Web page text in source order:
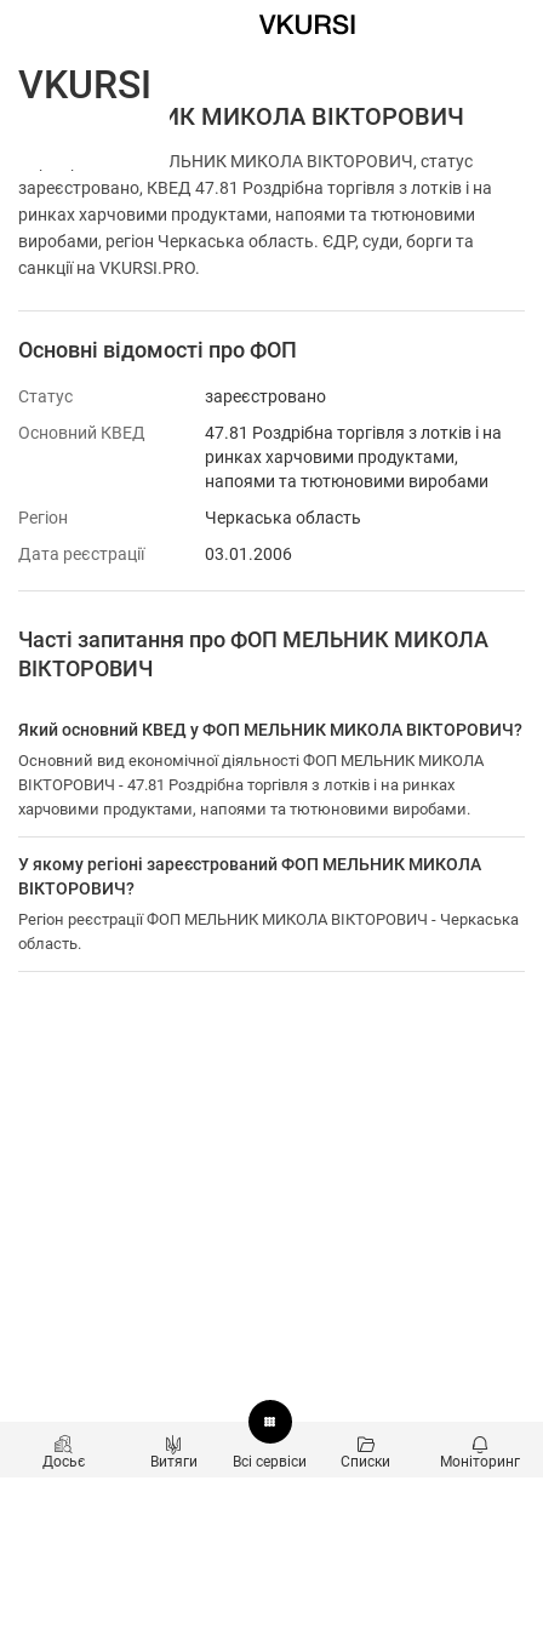
ФОП МЕЛЬНИК МИКОЛА ВІКТОРОВИЧ
Перевірка ФОП МЕЛЬНИК МИКОЛА ВІКТОРОВИЧ, статус
зареєстровано, КВЕД 47.81 Роздрібна торгівля з лотків і на
ринках харчовими продуктами, напоями та тютюновими
виробами, регіон Черкаська область. ЄДР, суди, борги та
санкції на VKURSI.PRO.
Основні відомості про ФОП
Статус
зареєстровано
Основний КВЕД
47.81 Роздрібна торгівля з лотків і на
ринках харчовими продуктами,
напоями та тютюновими виробами
Регіон
Черкаська область
Дата реєстрації
03.01.2006
Часті запитання про ФОП МЕЛЬНИК МИКОЛА
ВІКТОРОВИЧ
Який основний КВЕД у ФОП МЕЛЬНИК МИКОЛА ВІКТОРОВИЧ?
Основний вид економічної діяльності ФОП МЕЛЬНИК МИКОЛА
ВІКТОРОВИЧ - 47.81 Роздрібна торгівля з лотків і на ринках
харчовими продуктами, напоями та тютюновими виробами.
У якому регіоні зареєстрований ФОП МЕЛЬНИК МИКОЛА
ВІКТОРОВИЧ?
Регіон реєстрації ФОП МЕЛЬНИК МИКОЛА ВІКТОРОВИЧ - Черкаська
область.
Досьє Витяги Всі сервіси Списки Моніторинг
VKURSI